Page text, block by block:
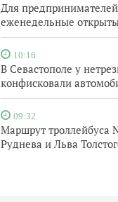
Для
еженедельные
10:16
В Севастополе у
конфисковали
09:32
Маршрут троллейбуса
Руднева и Льва